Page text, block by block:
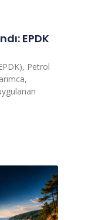
EPDK
Petrol